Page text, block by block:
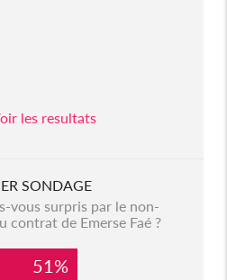
les resultats
SONDAGE
vous surpris par le non-
contrat de Emerse Faé ?
51%